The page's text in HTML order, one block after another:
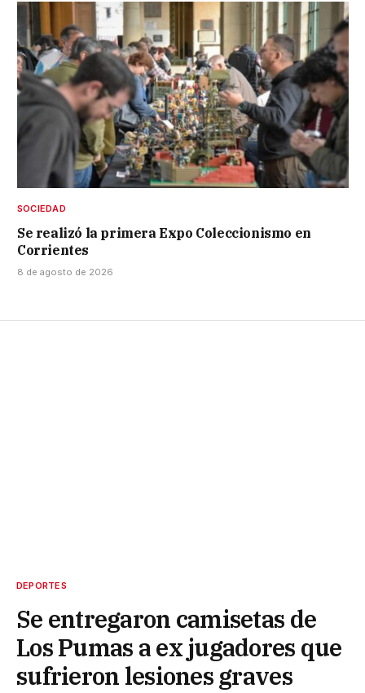
SOCIEDAD
Se realizó la primera Expo Coleccionismo en
Corrientes
8 de agosto de 2026
DEPORTES
Se entregaron camisetas de
Los Pumas a ex jugadores que
sufrieron lesiones graves